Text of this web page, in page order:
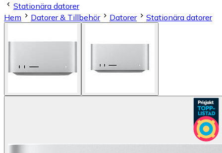
Stationära datorer
Hem
Datorer & Tillbehör Datorer Stationära datorer